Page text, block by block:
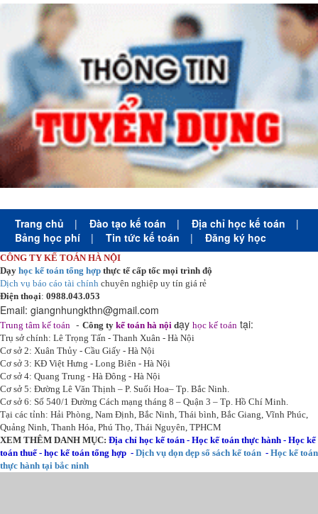
Trang chủ | Đào tạo kế toán | Địa chỉ học kế toán
|
Bảng học phí
| Tin tức kế toán | Đăng ký học
CÔNG TY KẾ TOÁN HÀ NỘI
Dạy học kế toán tổng hợp thực tế cấp tốc mọi trình độ
Dịch vụ báo cáo tài chính chuyên nghiệp uy tín giá rẻ
Điện thoại: 0988.043.053
Email: giangnhungkthn@gmail.com
Trung tâm kế toán - Công ty kế toán hà nội dạy học kế toán tại:
Trụ sở chính: Lê Trọng Tấn - Thanh Xuân - Hà Nội
Cơ sở 2: Xuân Thủy - Cầu Giấy - Hà Nội
Cơ sở 3: KĐ Việt Hưng - Long Biên - Hà Nội
Cơ sở 4: Quang Trung - Hà Đông - Hà Nội
Cơ sở 5: Đường Lê Văn Thịnh – P. Suối Hoa– Tp. Bắc Ninh.
Cơ sở 6: Số 540/1 Đường Cách mạng tháng 8 – Quận 3 – Tp. Hồ Chí Minh.
Tại các tỉnh: Hải Phòng, Nam Định, Bắc Ninh, Thái bình, Bắc Giang, Vĩnh Phúc,
Quảng Ninh, Thanh Hóa, Phú Thọ, Thái Nguyên, TPHCM
XEM THÊM DANH MỤC: Địa chỉ học kế toán - Học kế toán thực hành - Học kế
toán thuế- học kế toán tổng hợp - Dịch vụ dọn dẹp sổ sách kế toán - Học kế toán
thực hành tại bắc ninh